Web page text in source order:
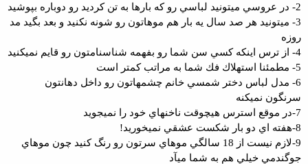
2- در عروسي ميتونيد لباسي رو كه بارها به تن كرديد رو دوباره بپوشيد
3- ميتونيد هر صد سال يه بار هم موهاتون رو شونه نكنيد و بعد بگيد مد
روزه
4- از ترس اينكه كسي سن شما رو بفهمه شناسنامتون رو قايم نميكنيد
5- مطمئنا استهلاك فك شما به مراتب كمتر است
6- مدل لباس دختر شمسي خانم چشمهاتون رو داخل دهانتون
سرنگون نميكنه
7-در موقع استرس هيچوقت ناخنهاي خود را نميجويد
8-هفته اي دو بار شكست عشقي نميخوريد!
9-لازم نيست از 18 سالگي موهاي سرتون رو رنگ كنيد چون موهاي
جوگندمي خيلي هم به شما ميآد